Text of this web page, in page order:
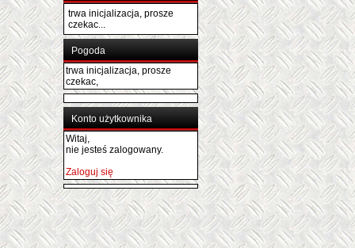
trwa inicjalizacja, prosze
czekac...
Pogoda
trwa inicjalizacja, prosze
czekac,
Konto użytkownika
Witaj,
nie jesteś zalogowany.
Zaloguj się